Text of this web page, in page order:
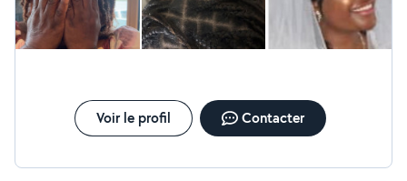
Voir le profil Contacter